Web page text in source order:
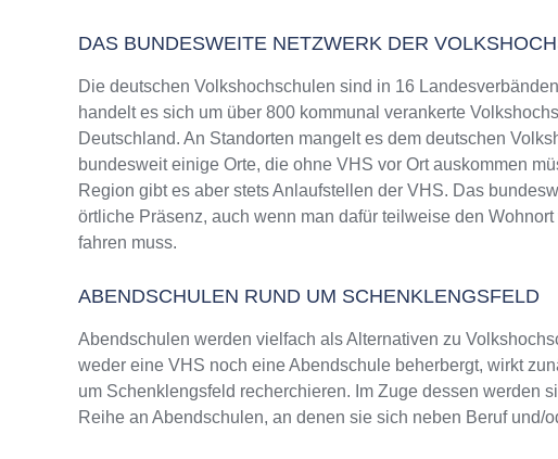
DAS BUNDESWEITE NETZWERK DER
Die deutschen Volkshochschulen sind in 16
handelt es sich um über 800 kommunal verankerte
Deutschland. An Standorten mangelt es dem deutschen
bundesweit einige Orte, die ohne VHS vor Ort auskommen
Region gibt es aber stets Anlaufstellen der VHS. Das
örtliche Präsenz, auch wenn man dafür teilweise den
fahren muss.
ABENDSCHULEN RUND UM SCHENKLENGSFELD
Abendschulen werden vielfach als Alternativen zu
weder eine VHS noch eine Abendschule beherbergt, wirkt
um Schenklengsfeld recherchieren. Im Zuge dessen werden
Reihe an Abendschulen, an denen sie sich neben Beruf und/